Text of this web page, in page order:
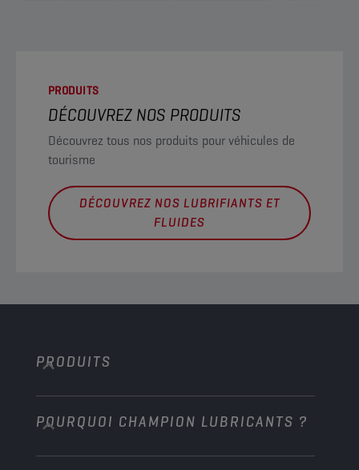
PRODUITS
DÉCOUVREZ NOS PRODUITS
Découvrez tous nos produits pour véhicules de
tourisme
DÉCOUVREZ NOS LUBRIFIANTS ET
FLUIDES
PRODUITS
Voitures de tourisme
Bus et Camions
POURQUOI CHAMPION LUBRICANTS ?